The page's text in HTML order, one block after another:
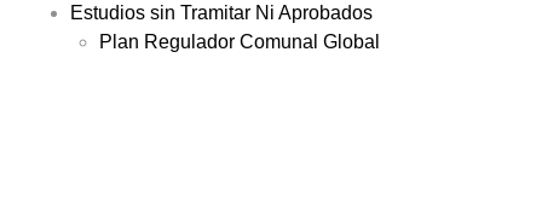
Estudios sin Tramitar Ni Aprobados
Plan Regulador Comunal Global